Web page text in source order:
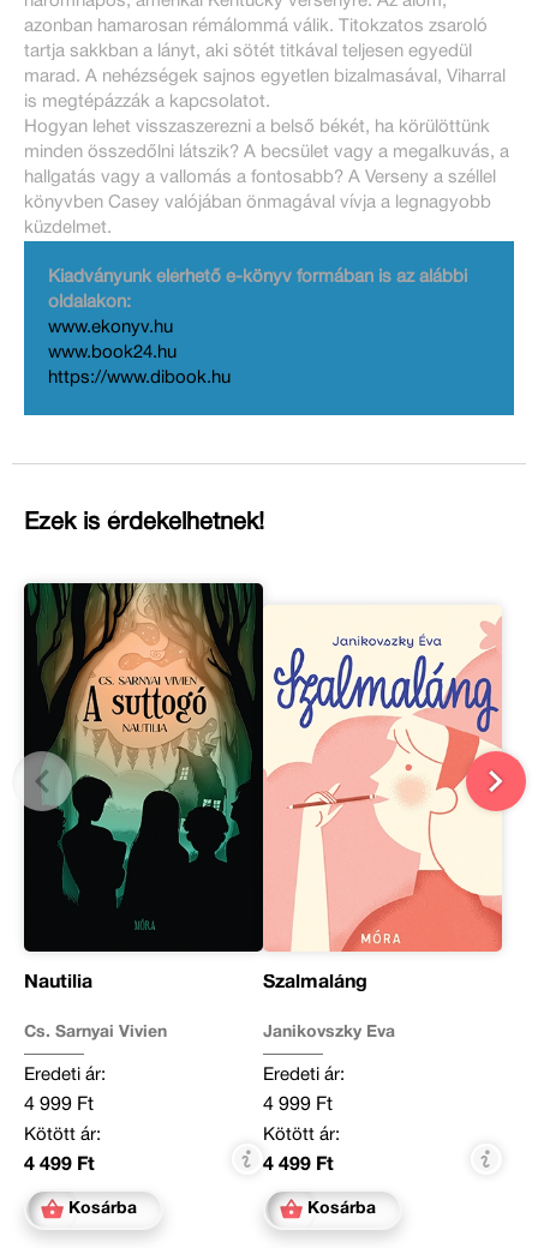
azonban hamarosan rémálommá válik. Titokzatos zsaroló
tartja sakkban a lányt, aki sötét titkával teljesen egyedül
marad. A nehézségek sajnos egyetlen bizalmasával, Viharral
is megtépázzák a kapcsolatot.
Hogyan lehet visszaszerezni a belső békét, ha körülöttünk
minden összedőlni látszik? A becsület vagy a megalkuvás, a
hallgatás vagy a vallomás a fontosabb? A Verseny a széllel
könyvben Casey valójában önmagával vívja a legnagyobb
küzdelmet.
Kiadványunk elérhető e-könyv formában is az alábbi
oldalakon:
www.ekonyv.hu
www.book24.hu
https://www.dibook.hu
Ezek is érdekelhetnek!
Nautilia
Cs. Sarnyai Vivien
Eredeti ár:
4 999 Ft
Kötött ár:
4 499 Ft
Kosárba
Szalmaláng
Janikovszky Éva
Eredeti ár:
4 999 Ft
Kötött ár:
4 499 Ft
Kosárba